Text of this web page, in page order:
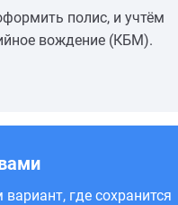
полис, и учтём
вождение (КБМ).
где сохранится